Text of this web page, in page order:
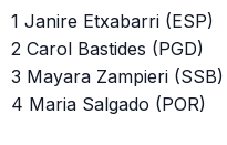
1 Janire Etxabarri (ESP)
2 Carol Bastides (PGD)
3 Mayara Zampieri (SSB)
4 Maria Salgado (POR)